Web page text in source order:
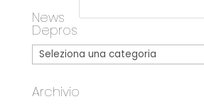
News
Depros
Archivio